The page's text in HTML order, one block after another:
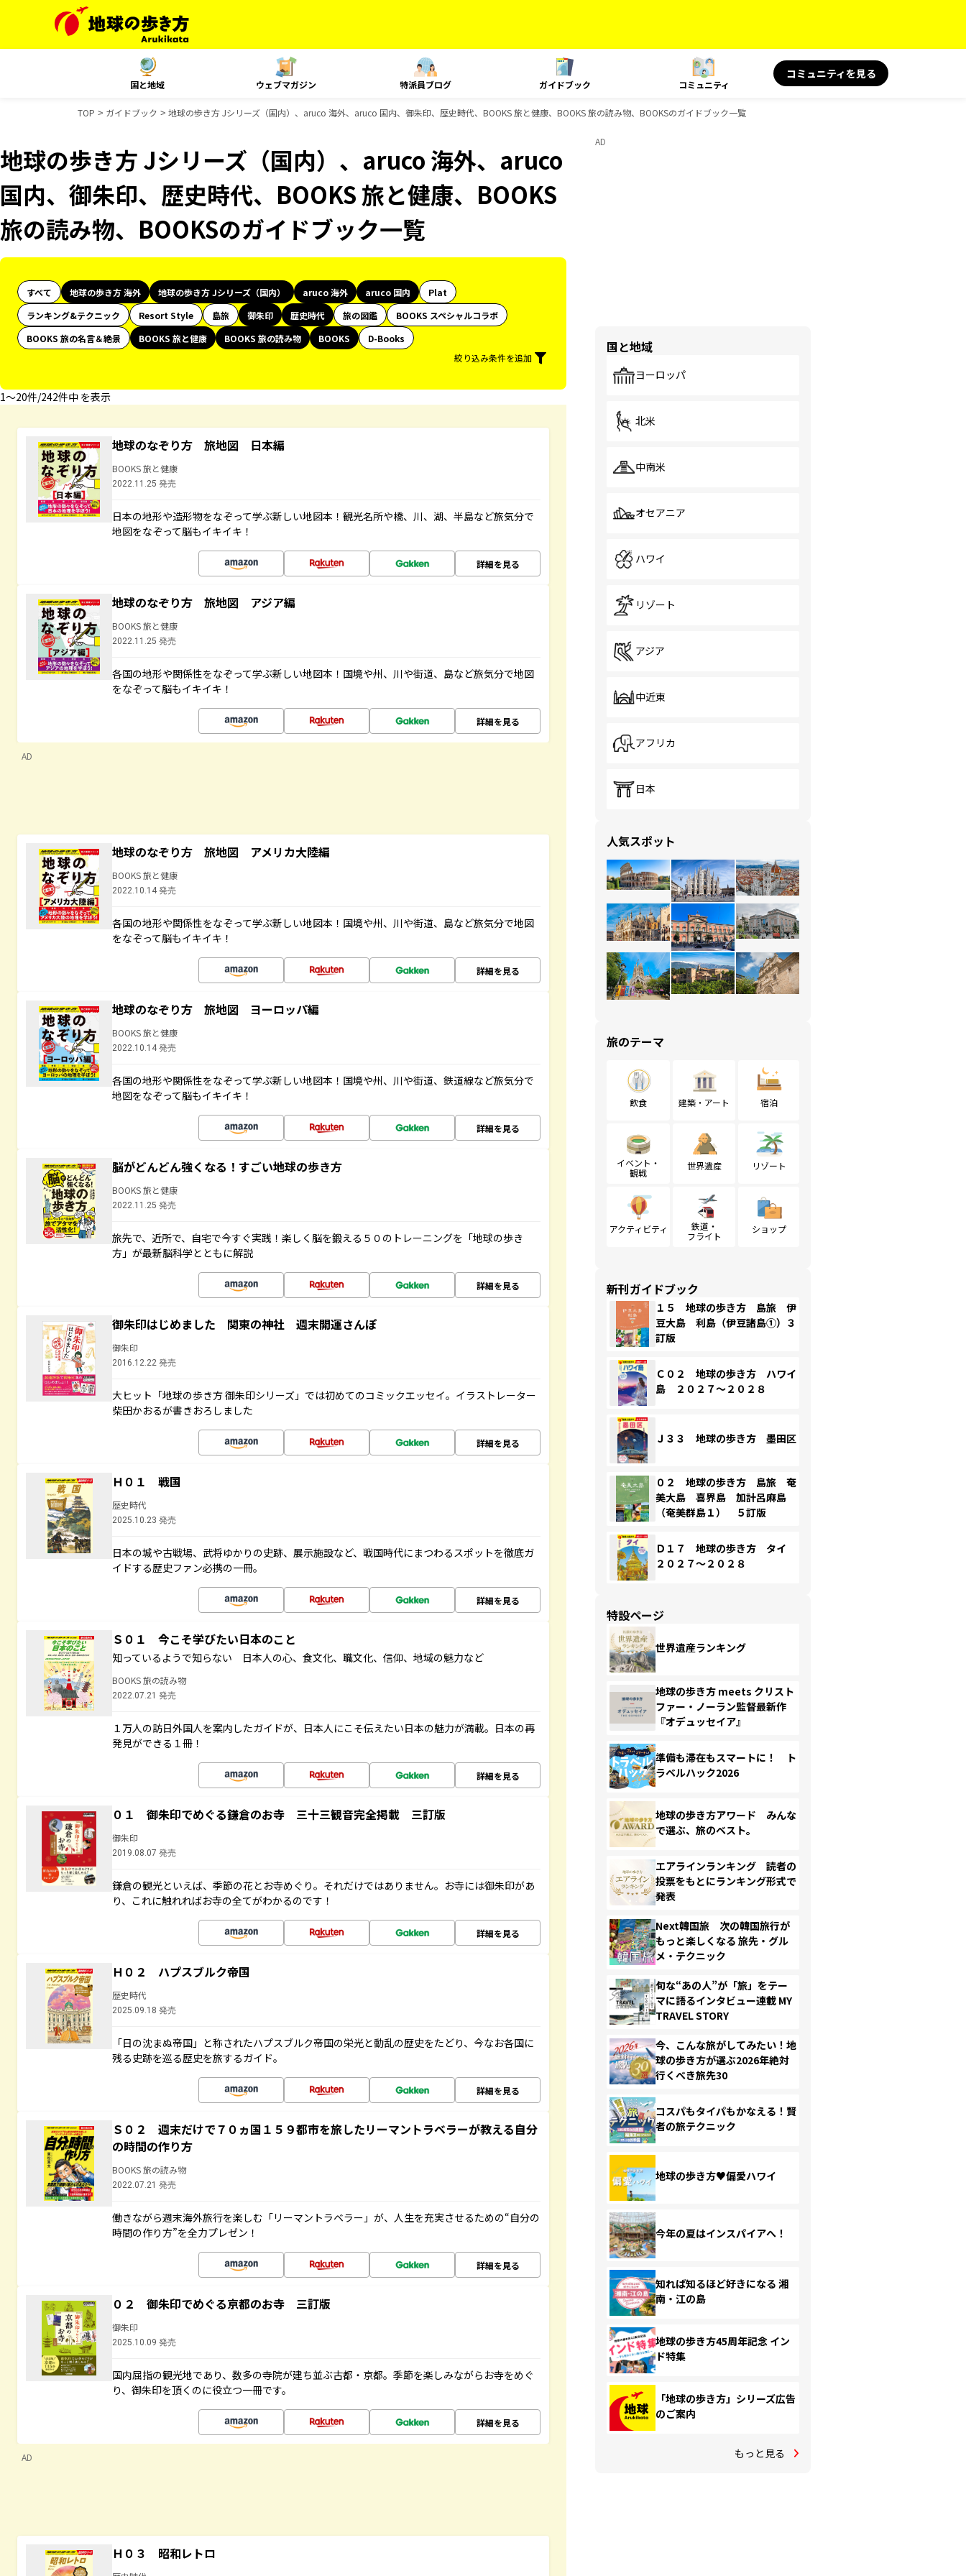
国と地域 ウェブマガジン 特派員ブログ ガイドブック コミュニティ
コミュニティを見る
TOP ガイドブック 地球の歩き方 Jシリーズ（国内）、aruco 海外、aruco 国内、御朱印、歴史時代、BOOKS 旅と健康、BOOKS 旅の読み物、BOOKSのガイドブック一覧
地球の歩き方 Jシリーズ（国内）、aruco 海外、aruco
国内、御朱印、歴史時代、BOOKS 旅と健康、BOOKS
旅の読み物、BOOKSのガイドブック一覧
すべて 地球の歩き方 海外 地球の歩き方 Jシリーズ（国内） aruco 海外 aruco 国内
Plat
ランキング&テクニック
Resort Style 島旅 御朱印 歴史時代 旅の図鑑
BOOKS スペシャルコラボ
BOOKS 旅の名言＆絶景
BOOKS 旅と健康 BOOKS 旅の読み物 BOOKS
D-Books
絞り込み条件を追加
1〜20件/242件中 を表示
地球のなぞり方 旅地図 日本編
BOOKS 旅と健康
2022.11.25 発売
日本の地形や造形物をなぞって学ぶ新しい地図本！観光名所や橋、川、湖、半島など旅気分で
地図をなぞって脳もイキイキ！
詳細を見る
地球のなぞり方 旅地図 アジア編
BOOKS 旅と健康
2022.11.25 発売
各国の地形や関係性をなぞって学ぶ新しい地図本！国境や州、川や街道、島など旅気分で地図
をなぞって脳もイキイキ！
詳細を見る
AD
地球のなぞり方 旅地図 アメリカ大陸編
BOOKS 旅と健康
2022.10.14 発売
各国の地形や関係性をなぞって学ぶ新しい地図本！国境や州、川や街道、島など旅気分で地図
をなぞって脳もイキイキ！
詳細を見る
地球のなぞり方 旅地図 ヨーロッパ編
BOOKS 旅と健康
2022.10.14 発売
各国の地形や関係性をなぞって学ぶ新しい地図本！国境や州、川や街道、鉄道線など旅気分で
地図をなぞって脳もイキイキ！
詳細を見る
脳がどんどん強くなる！すごい地球の歩き方
BOOKS 旅と健康
2022.11.25 発売
旅先で、近所で、自宅で今すぐ実践！楽しく脳を鍛える５０のトレーニングを「地球の歩き
方」が最新脳科学とともに解説
詳細を見る
御朱印はじめました 関東の神社 週末開運さんぽ
御朱印
2016.12.22 発売
大ヒット「地球の歩き方 御朱印シリーズ」では初めてのコミックエッセイ。イラストレーター
柴田かおるが書きおろしました
詳細を見る
Ｈ０１ 戦国
歴史時代
2025.10.23 発売
日本の城や古戦場、武将ゆかりの史跡、展示施設など、戦国時代にまつわるスポットを徹底ガ
イドする歴史ファン必携の一冊。
詳細を見る
Ｓ０１ 今こそ学びたい日本のこと
知っているようで知らない 日本人の心、食文化、職文化、信仰、地域の魅力など
BOOKS 旅の読み物
2022.07.21 発売
１万人の訪日外国人を案内したガイドが、日本人にこそ伝えたい日本の魅力が満載。日本の再
発見ができる１冊！
詳細を見る
０１ 御朱印でめぐる鎌倉のお寺 三十三観音完全掲載 三訂版
御朱印
2019.08.07 発売
鎌倉の観光といえば、季節の花とお寺めぐり。それだけではありません。お寺には御朱印があ
り、これに触れればお寺の全てがわかるのです！
詳細を見る
Ｈ０２ ハプスブルク帝国
歴史時代
2025.09.18 発売
「日の沈まぬ帝国」と称されたハプスブルク帝国の栄光と動乱の歴史をたどり、今なお各国に
残る史跡を巡る歴史を旅するガイド。
詳細を見る
Ｓ０２ 週末だけで７０ヵ国１５９都市を旅したリーマントラベラーが教える自分
の時間の作り方
BOOKS 旅の読み物
2022.07.21 発売
働きながら週末海外旅行を楽しむ「リーマントラベラー」が、人生を充実させるための“自分の
時間の作り方”を全力プレゼン！
詳細を見る
０２ 御朱印でめぐる京都のお寺 三訂版
御朱印
2025.10.09 発売
国内屈指の観光地であり、数多の寺院が建ち並ぶ古都・京都。季節を楽しみながらお寺をめぐ
り、御朱印を頂くのに役立つ一冊です。
詳細を見る
AD
Ｈ０３ 昭和レトロ
AD
国と地域
ヨーロッパ
北米
中南米
オセアニア
ハワイ
リゾート
アジア
中近東
アフリカ
日本
人気スポット
旅のテーマ
飲食 建築・アート 宿泊
イベント・
観戦
世界遺産 リゾート
アクティビティ
鉄道・
フライト
ショップ
新刊ガイドブック
１５ 地球の歩き方 島旅 伊
豆大島 利島（伊豆諸島①）３
訂版
Ｃ０２ 地球の歩き方 ハワイ
島 ２０２７～２０２８
Ｊ３３ 地球の歩き方 墨田区
０２ 地球の歩き方 島旅 奄
美大島 喜界島 加計呂麻島
（奄美群島１） ５訂版
Ｄ１７ 地球の歩き方 タイ
２０２７～２０２８
特設ページ
世界遺産ランキング
地球の歩き方 meets クリスト
ファー・ノーラン監督最新作
『オデュッセイア』
準備も滞在もスマートに！ ト
ラベルハック2026
地球の歩き方アワード みんな
で選ぶ、旅のベスト。
エアラインランキング 読者の
投票をもとにランキング形式で
発表
Next韓国旅 次の韓国旅行が
もっと楽しくなる 旅先・グル
メ・テクニック
旬な“あの人”が「旅」をテー
マに語るインタビュー連載 MY
TRAVEL STORY
今、こんな旅がしてみたい！地
球の歩き方が選ぶ2026年絶対
行くべき旅先30
コスパもタイパもかなえる！賢
者の旅テクニック
地球の歩き方♥偏愛ハワイ
今年の夏はインスパイアへ！
知れば知るほど好きになる 湘
南・江の島
地球の歩き方45周年記念 イン
ド特集
「地球の歩き方」シリーズ広告
のご案内
もっと見る